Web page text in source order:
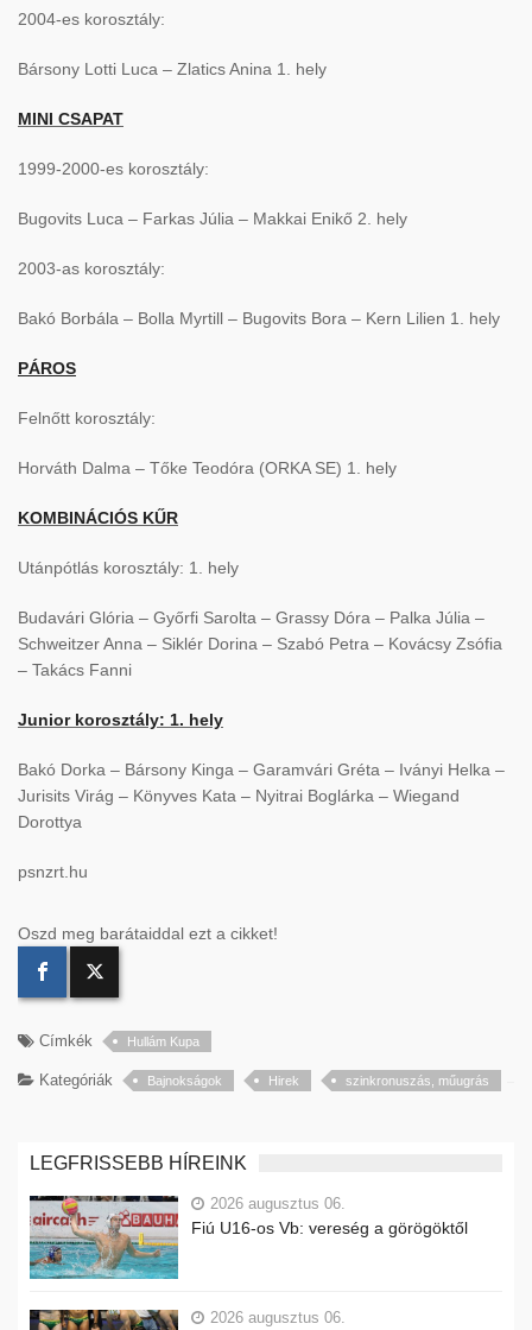
2004-es korosztály:
Bársony Lotti Luca – Zlatics Anina 1. hely
MINI CSAPAT
1999-2000-es korosztály:
Bugovits Luca – Farkas Júlia – Makkai Enikő 2. hely
2003-as korosztály:
Bakó Borbála – Bolla Myrtill – Bugovits Bora – Kern Lilien 1. hely
PÁROS
Felnőtt korosztály:
Horváth Dalma – Tőke Teodóra (ORKA SE) 1. hely
KOMBINÁCIÓS KŰR
Utánpótlás korosztály: 1. hely
Budavári Glória – Győrfi Sarolta – Grassy Dóra – Palka Júlia –
Schweitzer Anna – Siklér Dorina – Szabó Petra – Kovácsy Zsófia
– Takács Fanni
Junior korosztály: 1. hely
Bakó Dorka – Bársony Kinga – Garamvári Gréta – Iványi Helka –
Jurisits Virág – Könyves Kata – Nyitrai Boglárka – Wiegand
Dorottya
psnzrt.hu
Oszd meg barátaiddal ezt a cikket!
Címkék Hullám Kupa
Kategóriák Bajnokságok Hirek szinkronuszás, műugrás
LEGFRISSEBB HÍREINK
2026 augusztus 06.
Fiú U16-os Vb: vereség a görögöktől
2026 augusztus 06.